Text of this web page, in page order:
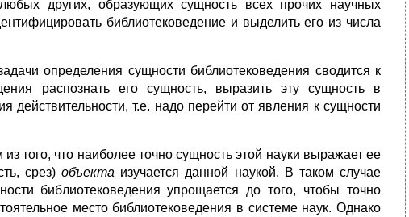
других, образующих сущность всех прочих научных
библиотековедение и выделить его из числа
определения сущности библиотековедения сводится к
распознать его сущность, выразить эту сущность в
действительности, т.е. надо перейти от явления к сущности
того, что наиболее точно сущность этой науки выражает ее
срез)объекта изучается данной наукой. В таком случае
библиотековедения упрощается до того, чтобы точно
место библиотековедения в системе наук. Однако